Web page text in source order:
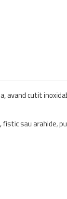
avand cutit
sau arahide,